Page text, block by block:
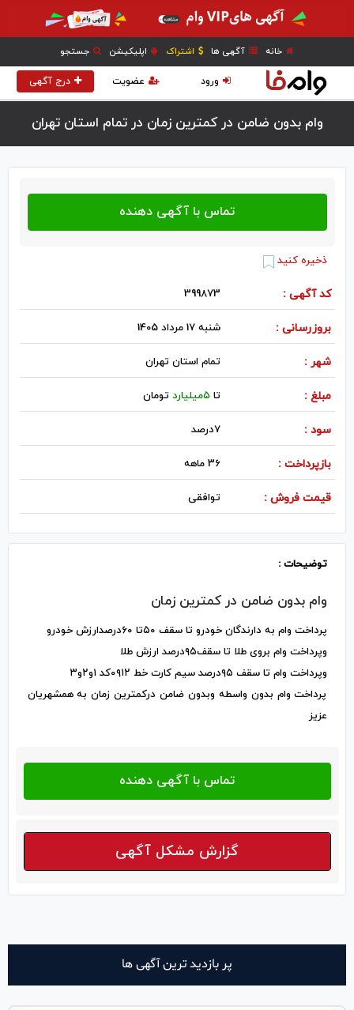
خانه آگهی ها اشتراک اپلیکیشن جستجو
درج آگهی عضویت ورود
وام بدون ضامن در کمترین زمان در تمام استان تهران
ذخیره کنید
کد آگهی : 399873
بروزرسانی : شنبه 17 مرداد 1405
شهر : تمام استان تهران
مبلغ : تا ۵میلیارد تومان
سود : ۷درصد
بازپرداخت : 36 ماهه
قیمت فروش : توافقی
توضیحات :
وام بدون ضامن در کمترین زمان
پرداخت وام به دارندگان خودرو تا سقف ۵۰تا ۶۰درصدارزش خودرو
وپرداخت وام بروی طلا تا سقف۹۵درصد ارزش طلا
وپرداخت وام تا سقف ۹۵درصد سیم کارت خط ۰۹۱۲کد ۱و۲و۳
پرداخت وام بدون واسطه وبدون ضامن درکمترین زمان به همشهریان
عزیز
گزارش مشکل آگهی
پر بازدید ترین آگهی ها